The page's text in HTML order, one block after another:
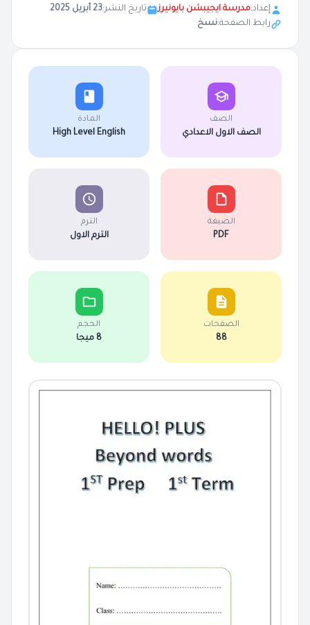
إعداد:مدرسة ايجيبشن بايونيرز تاريخ النشر:23 أبريل 2025
رابط الصفحة:نسخ
الصف
الصف الاول الاعدادي
المادة
High Level English
الصيغة
PDF
الترم
الترم الاول
الصفحات
88
الحجم
8 ميجا